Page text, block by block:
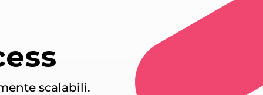
scalabili.